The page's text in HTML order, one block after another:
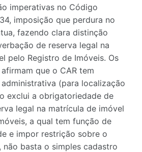
imperativas no Código
imposição que perdura no
fazendo clara distinção
de reserva legal na
pelo Registro de Imóveis. Os
que o CAR tem
(para localização
exclui a obrigatoriedade de
legal na matrícula de imóvel
a qual tem função de
e impor restrição sobre o
basta o simples cadastro